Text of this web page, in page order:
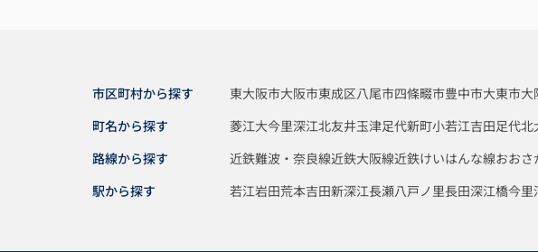
市区町村から探す 東大阪市大阪市東成区八尾市四條畷市豊中市大東市大
町名から探す
菱江大今里深江北友井玉津足代新町小若江吉田足代北
路線から探す
近鉄難波・奈良線近鉄大阪線近鉄けいはんな線おおさ
駅から探す
若江岩田荒本吉田新深江長瀬八戸ノ里長田深江橋今里